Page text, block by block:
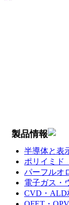
製品情報
半導体と表
ポリイミド
パーフルオ
電子ガス・
CVD・ALD